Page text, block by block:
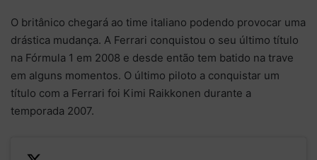
O britânico chegará ao time italiano podendo provocar uma
drástica mudança. A Ferrari conquistou o seu último título
na Fórmula 1 em 2008 e desde então tem batido na trave
em alguns momentos. O último piloto a conquistar um
título com a Ferrari foi Kimi Raikkonen durante a
temporada 2007.